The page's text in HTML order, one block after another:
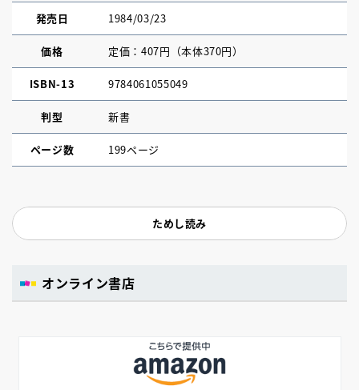
発売日 1984/03/23
価格 定価：407円（本体370円）
ISBN-13 9784061055049
判型 新書
ページ数 199ページ
ためし読み
オンライン書店